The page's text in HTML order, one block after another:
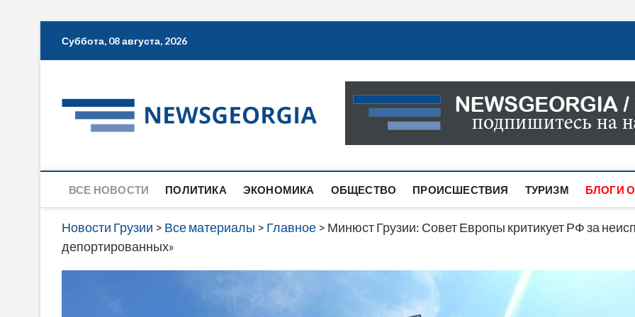
Суббота, 08 августа, 2026
Новости Грузии
САМАЯ АКТУАЛЬНАЯ ИНФОРМАЦИЯ О СОБЫТИЯХ
САЙТЕ ВЫ НАЙДЕТЕ НОВОСТИ ПОЛИТИКИ,
ВСЕ НОВОСТИ ПОЛИТИКА ЭКОНОМИКА ОБЩЕСТВО ПРОИСШЕСТВИЯ ТУРИЗМ БЛОГИ
Новости Грузии > Все материалы > Главное > Минюст Грузии: Совет Европы критикует РФ за
депортированных»